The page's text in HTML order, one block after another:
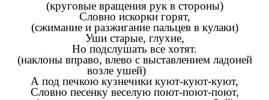
(круговые вращения рук в стороны)
Словно искорки горят,
(сжимание и разжигание пальцев в кулаки)
Уши старые, глухие,
Но подслушать все хотят.
(наклоны вправо, влево с выставлением ладоней
возле ушей)
А под печкою кузнечики куют-куют-куют,
Словно песенку веселую поют-поют-поют,